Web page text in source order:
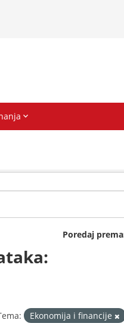
Poredaj prema
Ekonomija i financije